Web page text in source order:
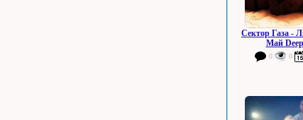
Сектор Газа -
Май
0 0